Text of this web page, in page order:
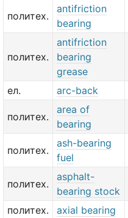
политех.
antifriction
bearing
политех.
antifriction
bearing
grease
ел. arc-back
политех.
area of
bearing
политех.
ash-bearing
fuel
политех.
asphalt-
bearing stock
политех.
axial bearing